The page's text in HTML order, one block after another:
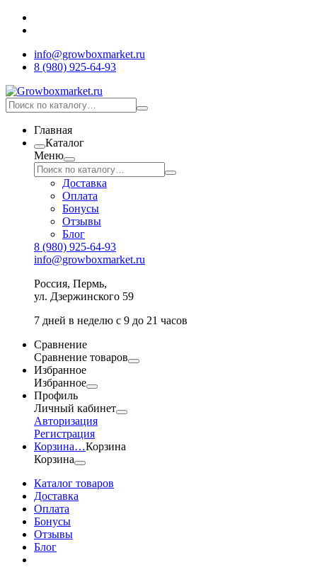
info@growboxmarket.ru
8 (980) 925-64-93
Главная
Каталог
Меню
Доставка
Оплата
Бонусы
Отзывы
Блог
8 (980) 925-64-93
info@growboxmarket.ru
Россия, Пермь,
ул. Дзержинского 59
7 дней в неделю с 9 до 21 часов
Сравнение
Сравнение товаров
Избранное
Избранное
Профиль
Личный кабинет
Авторизация
Регистрация
Корзина…Корзина
Корзина
Каталог товаров
Доставка
Оплата
Бонусы
Отзывы
Блог